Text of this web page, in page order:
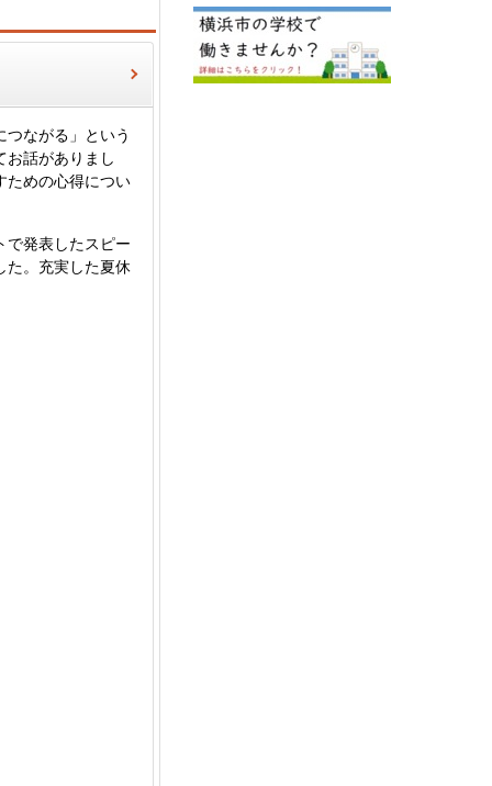
ながる」という
お話がありまし
ための心得につい
で発表したスピー
た。充実した夏休